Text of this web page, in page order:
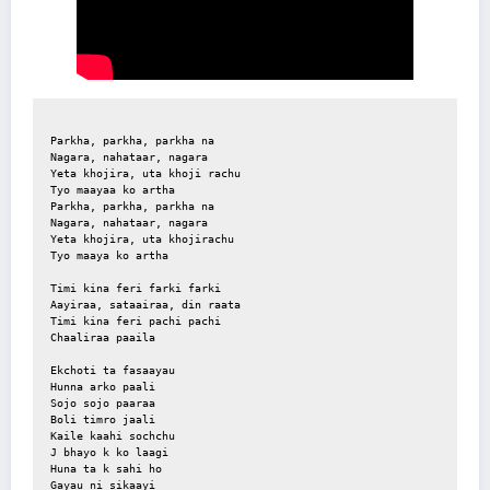
Parkha, parkha, parkha na
Nagara, nahataar, nagara
Yeta khojira, uta khoji rachu
Tyo maayaa ko artha
Parkha, parkha, parkha na
Nagara, nahataar, nagara
Yeta khojira, uta khojirachu
Tyo maaya ko artha
Timi kina feri farki farki
Aayiraa, sataairaa, din raata
Timi kina feri pachi pachi
Chaaliraa paaila
Ekchoti ta fasaayau
Hunna arko paali
Sojo sojo paaraa
Boli timro jaali
Kaile kaahi sochchu
J bhayo k ko laagi
Huna ta k sahi ho
Gayau ni sikaayi